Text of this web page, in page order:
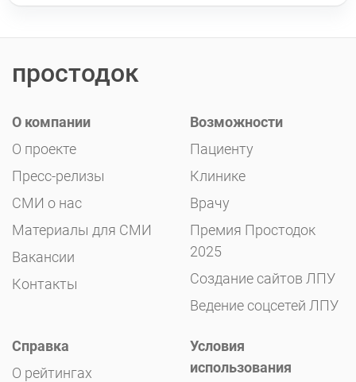
простодок
О компании
О проекте
Пресс-релизы
СМИ о нас
Материалы для СМИ
Вакансии
Контакты
Возможности
Пациенту
Клинике
Врачу
Премия Простодок
2025
Создание сайтов ЛПУ
Ведение соцсетей ЛПУ
Справка
О рейтингах
Условия
использования